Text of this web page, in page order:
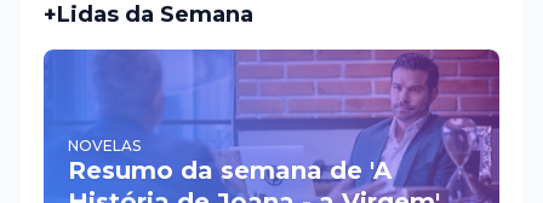
+Lidas da Semana
NOVELAS
Resumo da semana de 'A